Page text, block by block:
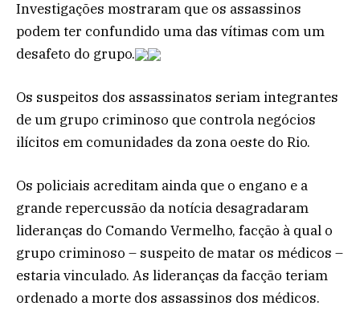
Investigações mostraram que os assassinos
podem ter confundido uma das vítimas com um
desafeto do grupo.
Os suspeitos dos assassinatos seriam integrantes
de um grupo criminoso que controla negócios
ilícitos em comunidades da zona oeste do Rio.
Os policiais acreditam ainda que o engano e a
grande repercussão da notícia desagradaram
lideranças do Comando Vermelho, facção à qual o
grupo criminoso – suspeito de matar os médicos –
estaria vinculado. As lideranças da facção teriam
ordenado a morte dos assassinos dos médicos.